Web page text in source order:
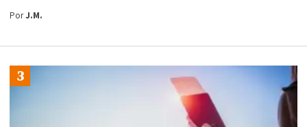
PorJ.M.